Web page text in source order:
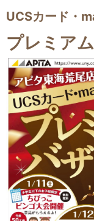
UCSカード・
プレミア